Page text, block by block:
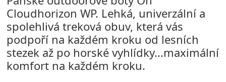
Cloudhorizon WP. Lehká, univerzální a
spolehlivá treková obuv, která vás
podpoří na každém kroku od lesních
stezek až po horské vyhlídky...maximální
komfort na každém kroku.